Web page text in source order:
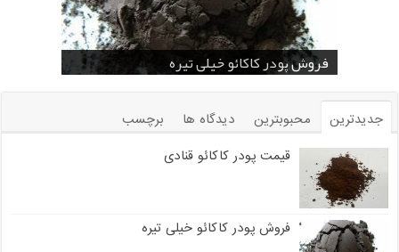
قیمت پودر کاکائو قنادی
فروش پودر کاکائو خیلی تیره
قیمت پودر کاکائو کارگیل
فروش ضد کلوخه پودر کاکائو ( Anti Cake )
خرید پودر کاکائو و کافی میت در کرمان
فروش پودر کاکائو و کافی میت در اصفهان
خرید اسانس پودری شکلات 10 کیلویی
خرید اسانس پودری قهوه
خرید کافی کریمر غیر لبنی 25 کیلویی اندونزی
جدیدترین محبوبترین دیدگاه ها
برچسب
قیمت پودر کاکائو قنادی
فروش پودر کاکائو خیلی تیره